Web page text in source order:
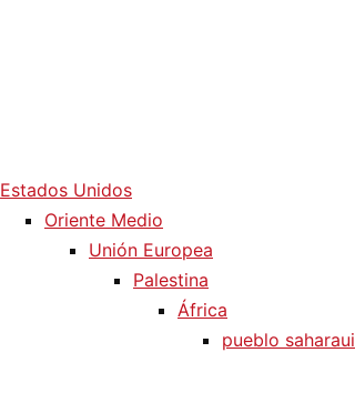
Estados Unidos
Oriente Medio
Unión Europea
Palestina
África
pueblo saharaui